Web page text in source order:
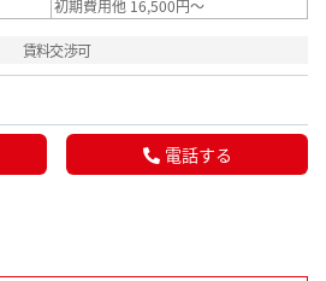
初期費用他 16,500円～
賃料交渉可
電話する